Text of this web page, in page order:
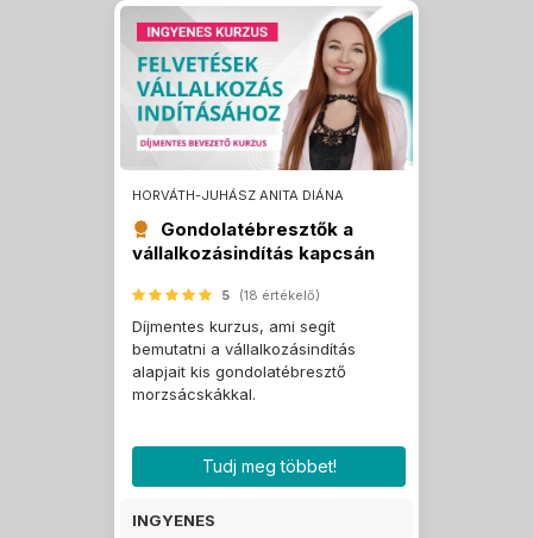
HORVÁTH-JUHÁSZ ANITA DIÁNA
Gondolatébresztők a
vállalkozásindítás kapcsán
5 (18 értékelő)
Díjmentes kurzus, ami segít
bemutatni a vállalkozásindítás
alapjait kis gondolatébresztő
morzsácskákkal.
Tudj meg többet!
INGYENES